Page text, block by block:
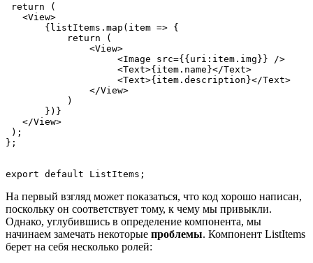
return (
   <View>
       {listItems.map(item => {
           return (
               <View>
                    <Image src={{uri:item.img}} />
                    <Text>{item.name}</Text>
                    <Text>{item.description}</Text>
               </View>
           )
       })}
   </View>
);
};
export default ListItems;
На первый взгляд может показаться, что код хорошо написан,
поскольку он соответствует тому, к чему мы привыкли.
Однако, углубившись в определение компонента, мы
начинаем замечать некоторые проблемы. Компонент ListItems
берет на себя несколько ролей: